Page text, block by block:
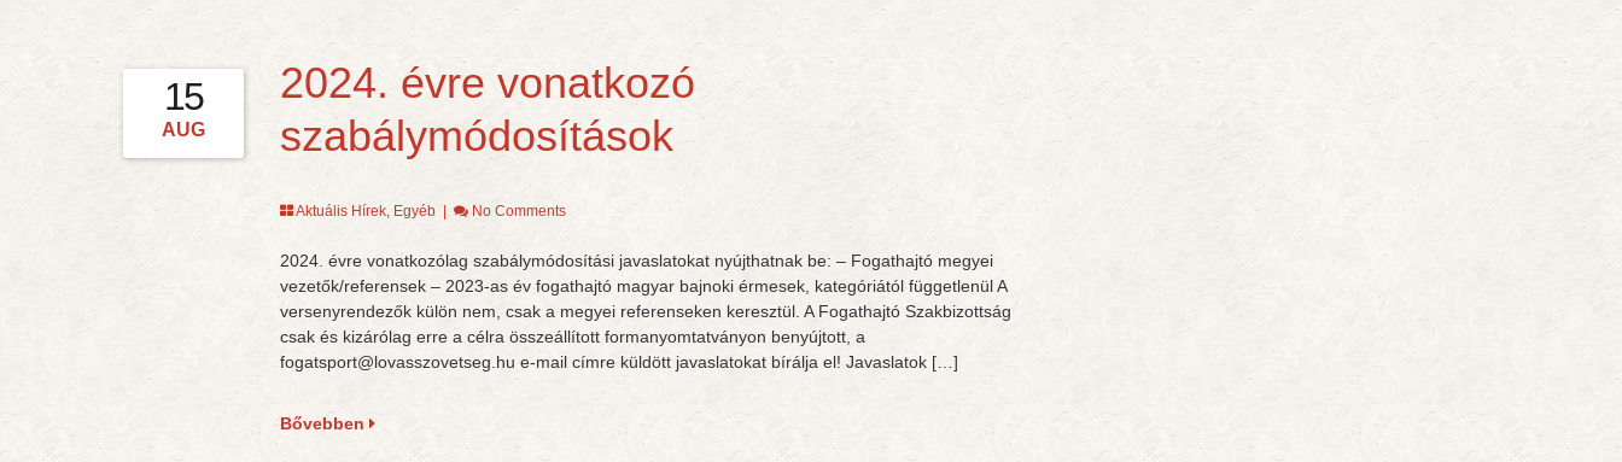
15
AUG
2024. évre vonatkozó
szabálymódosítások
Aktuális Hírek, Egyéb| No Comments
2024. évre vonatkozólag szabálymódosítási javaslatokat nyújthatnak be: – Fogathajtó megyei
vezetők/referensek – 2023-as év fogathajtó magyar bajnoki érmesek, kategóriától függetlenül A
versenyrendezők külön nem, csak a megyei referenseken keresztül. A Fogathajtó Szakbizottság
csak és kizárólag erre a célra összeállított formanyomtatványon benyújtott, a
fogatsport@lovasszovetseg.hu e-mail címre küldött javaslatokat bírálja el! Javaslatok […]
Bővebben